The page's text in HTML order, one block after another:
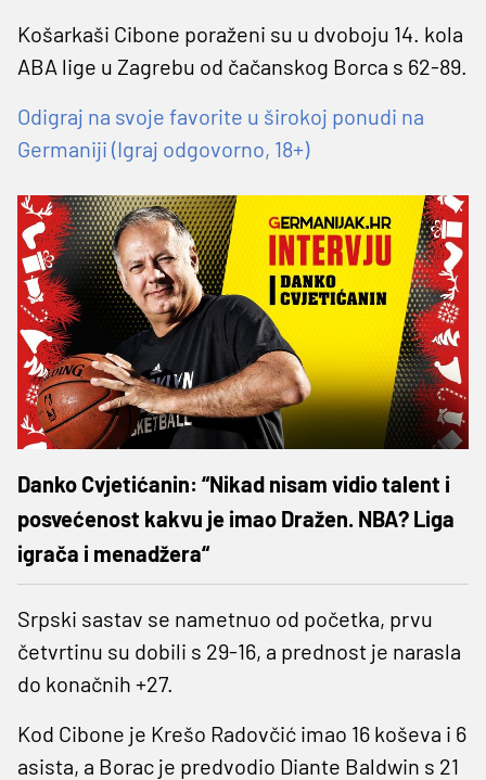
Košarkaši Cibone poraženi su u dvoboju 14. kola
ABA lige u Zagrebu od čačanskog Borca s 62-89.
Odigraj na svoje favorite u širokoj ponudi na
Germaniji (Igraj odgovorno, 18+)
Danko Cvjetićanin: “Nikad nisam vidio talent i
posvećenost kakvu je imao Dražen. NBA? Liga
igrača i menadžera“
Srpski sastav se nametnuo od početka, prvu
četvrtinu su dobili s 29-16, a prednost je narasla
do konačnih +27.
Kod Cibone je Krešo Radovčić imao 16 koševa i 6
asista, a Borac je predvodio Diante Baldwin s 21